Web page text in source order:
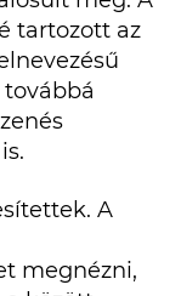
tartozott az
A
megnézni,